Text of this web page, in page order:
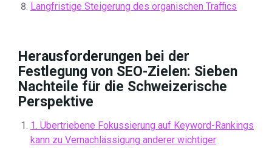
Langfristige Steigerung des organischen Traffics
Herausforderungen bei der
Festlegung von SEO-Zielen: Sieben
Nachteile für die Schweizerische
Perspektive
1. Übertriebene Fokussierung auf Keyword-Rankings
kann zu Vernachlässigung anderer wichtiger